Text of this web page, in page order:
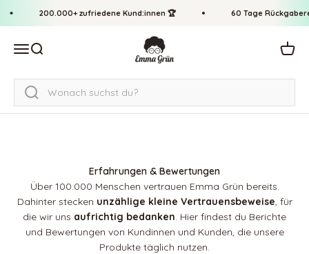
↵ Zum Inhalt springen
↵ Zum Menü springen
↵ Fußzeile springen
↵ Barrierefreiheits-Widget öffnen
200.000+ zufriedene Kund:innen 🏆 60 Tage Rückgaberecht
Ouvrir la navigation
Ouvrir la recherche
Emma Grün
Voir
Erfahrungen & Bewertungen
Über 100.000 Menschen vertrauen Emma Grün bereits.
Dahinter stecken unzählige kleine Vertrauensbeweise, für
die wir uns aufrichtig bedanken. Hier findest du Berichte
und Bewertungen von Kundinnen und Kunden, die unsere
Produkte täglich nutzen.